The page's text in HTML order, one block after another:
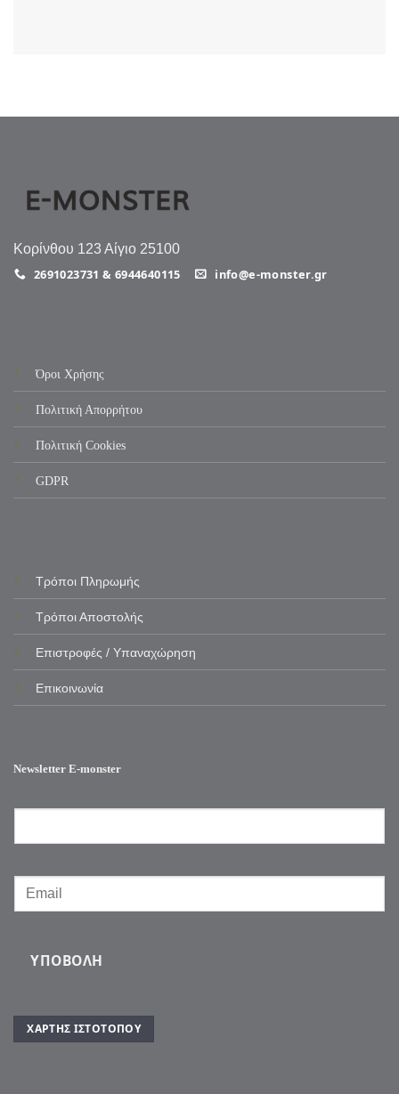
Κορίνθου 123 Αίγιο 25100
2691023731 & 6944640115 info@e-monster.gr
Όροι Χρήσης
Πολιτική Απορρήτου
Πολιτική Cookies
GDPR
Τρόποι Πληρωμής
Τρόποι Αποστολής
Επιστροφές / Υπαναχώρηση
Επικοινωνία
Newsletter E-monster
ΥΠΟΒΟΛΉ
ΧΆΡΤΗΣ ΙΣΤΌΤΟΠΟΥ